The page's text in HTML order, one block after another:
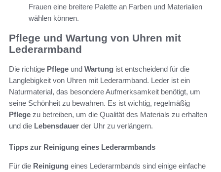
Frauen eine breitere Palette an Farben und Materialien
wählen können.
Pflege und Wartung von Uhren mit
Lederarmband
Die richtige Pflege und Wartung ist entscheidend für die
Langlebigkeit von Uhren mit Lederarmband. Leder ist ein
Naturmaterial, das besondere Aufmerksamkeit benötigt, um
seine Schönheit zu bewahren. Es ist wichtig, regelmäßig
Pflege zu betreiben, um die Qualität des Materials zu erhalten
und die Lebensdauer der Uhr zu verlängern.
Tipps zur Reinigung eines Lederarmbands
Für die Reinigung eines Lederarmbands sind einige einfache